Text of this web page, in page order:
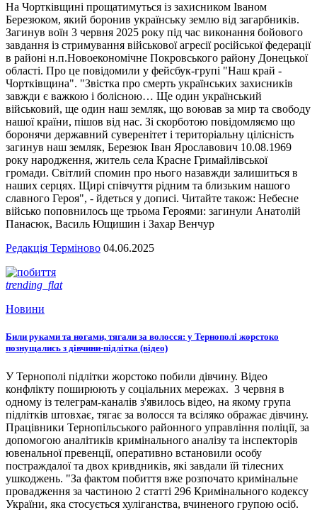
На Чортківщині прощатимуться із захисником Іваном
Березюком, який боронив українську землю від загарбників.
Загинув воїн 3 червня 2025 року під час виконання бойового
завдання із стримування військової агресії російської федерації
в районі н.п.Новоекономічне Покровського району Донецької
області. Про це повідомили у фейсбук-групі "Наш край -
Чортківщина". "Звістка про смерть українських захисників
завжди є важкою і болісною… Ще один український
військовий, ще один наш земляк, що воював за мир та свободу
нашої країни, пішов від нас. Зі скорботою повідомляємо що
боронячи державний суверенітет і територіальну цілісність
загинув наш земляк, Березюк Іван Ярославович 10.08.1969
року народження, житель села Красне Гримайлівської
громади. Світлий спомин про нього назавжди залишиться в
наших серцях. Щирі співчуття рідним та близьким нашого
славного Героя", - йдеться у дописі. Читайте також: Небесне
військо поповнилось ще трьома Героями: загинули Анатолій
Панасюк, Василь Ющишин і Захар Венчур
Редакція Терміново 04.06.2025
trending_flat
Новини
Били руками та ногами, тягали за волосся: у Тернополі жорстоко
познущались з дівчини-підлітка (відео)
У Тернополі підлітки жорстоко побили дівчину. Відео
конфлікту поширюють у соціальних мережах. 3 червня в
одному із телеграм-каналів з'явилось відео, на якому група
підлітків штовхає, тягає за волосся та всіляко ображає дівчину.
Працівники Тернопільського районного управління поліції, за
допомогою аналітиків кримінального аналізу та інспекторів
ювенальної превенції, оперативно встановили особу
постраждалої та двох кривдників, які завдали їй тілесних
ушкоджень. "За фактом побиття вже розпочато кримінальне
провадження за частиною 2 статті 296 Кримінального кодексу
України, яка стосується хуліганства, вчиненого групою осіб.